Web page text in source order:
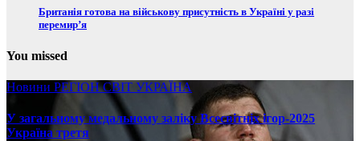
Британія готова на військову присутність в Україні у разі
перемир’я
You missed
Новини РЕГІОНСВІТ УКРАЇНА
У загальному медальному заліку Всесвітніх ігор-2025
Україна третя